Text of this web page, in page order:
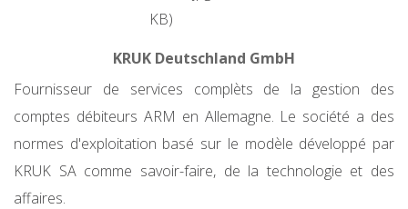
KRUK Deutschland GmbH
Fournisseur de services complèts de la gestion des
comptes débiteurs ARM en Allemagne. Le société a des
normes d'exploitation basé sur le modèle développé par
KRUK SA comme savoir-faire, de la technologie et des
affaires.